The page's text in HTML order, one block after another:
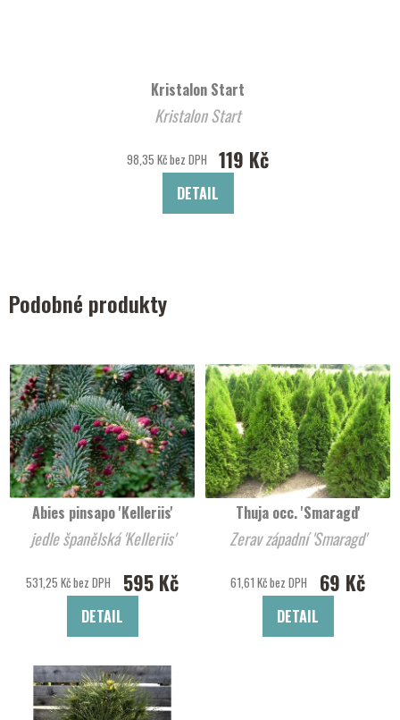
Kristalon Start
Kristalon Start
98,35 Kč bez DPH 119 Kč
DETAIL
Podobné produkty
Abies pinsapo 'Kelleriis'
jedle španělská 'Kelleriis'
531,25 Kč bez DPH 595 Kč
DETAIL
Thuja occ. 'Smaragd'
Zerav západní 'Smaragd'
61,61 Kč bez DPH 69 Kč
DETAIL